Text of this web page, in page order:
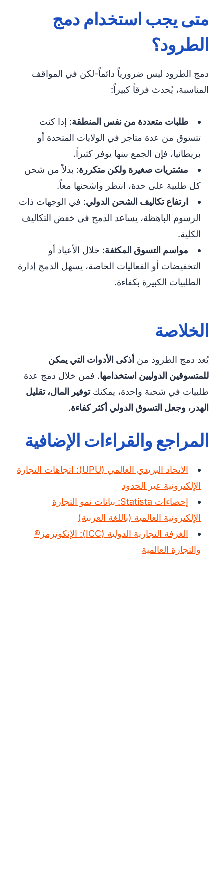
متى يجب استخدام دمج
الطرود؟
دمج الطرود ليس ضرورياً دائماً-لكن في المواقف
المناسبة، يُحدث فرقاً كبيراً:
طلبات متعددة من نفس المنطقة: إذا كنت
تتسوق من عدة متاجر في الولايات المتحدة أو
بريطانيا، فإن الجمع بينها يوفر كثيراً.
مشتريات صغيرة ولكن متكررة: بدلاً من شحن
كل طلبية على حدة، انتظر واشحنها معاً.
ارتفاع تكاليف الشحن الدولي: في الوجهات ذات
الرسوم الباهظة، يساعد الدمج في خفض التكاليف
الكلية.
مواسم التسوق المكثفة: خلال الأعياد أو
التخفيضات أو الفعاليات الخاصة، يسهل الدمج إدارة
الطلبيات الكبيرة بكفاءة.
الخلاصة
يُعد دمج الطرود من أذكى الأدوات التي يمكن
للمتسوقين الدوليين استخدامها. فمن خلال دمج عدة
طلبيات في شحنة واحدة، يمكنكتوفير المال، تقليل
الهدر، وجعل التسوق الدولي أكثر كفاءة.
المراجع والقراءات الإضافية
الاتحاد البريدي العالمي (UPU): اتجاهات التجارة
الإلكترونية عبر الحدود
إحصاءات Statista: بيانات نمو التجارة
الإلكترونية العالمية (باللغة العربية)
الغرفة التجارية الدولية (ICC): الإنكوترمز®
والتجارة العالمية